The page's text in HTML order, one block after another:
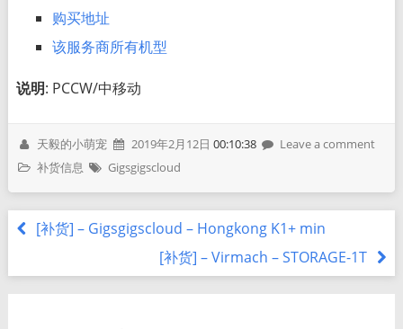
购买地址
该服务商所有机型
说明: PCCW/中移动
天毅的小萌宠 2019年2月12日 00:10:38
Leave a comment
补货信息
Gigsgigscloud
[补货] – Gigsgigscloud – Hongkong K1+ min
[补货] – Virmach – STORAGE-1T